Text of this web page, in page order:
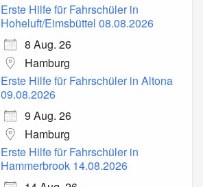
Erste Hilfe für Fahrschüler in
Hoheluft/Eimsbüttel 08.08.2026
8 Aug. 26
Hamburg
Erste Hilfe für Fahrschüler in Altona
09.08.2026
9 Aug. 26
Hamburg
Erste Hilfe für Fahrschüler in
Hammerbrook 14.08.2026